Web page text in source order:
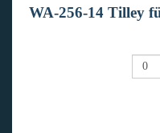
WA-256-14 Tilley